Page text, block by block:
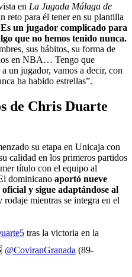
en La Jugada Málaga de
reto para él tener en su plantilla
Es un jugador complicado para
que no hemos tenido nunca.
sus hábitos, su forma de
en NBA… Tengo que
un jugador, vamos a decir, con
ha habido estrellas”.
de Chris Duarte
su etapa en Unicaja con
calidad en los primeros partidos
título con el equipo al
dominicano aportó nueve
y sigue adaptándose al
rodaje mientras se integra en el
tras la victoria en la
@CoviranGranada (89-